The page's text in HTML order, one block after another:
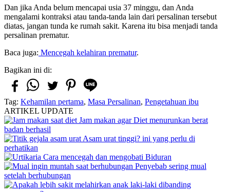
Dan jika Anda belum mencapai usia 37 minggu, dan Anda
mengalami kontraksi atau tanda-tanda lain dari persalinan tersebut
diatas, jangan tunda ke rumah sakit. Karena itu bisa menjadi tanda
persalinan prematur.
Baca juga: Mencegah kelahiran prematur.
Bagikan ini di:
Tag: Kehamilan pertama, Masa Persalinan, Pengetahuan ibu
ARTIKEL UPDATE
Jam makan agar Diet menurunkan berat
badan berhasil
Asam urat tinggi? ini yang perlu di
perhatikan
Cara mencegah dan mengobati Biduran
Penyebab sering mual
setelah berhubungan